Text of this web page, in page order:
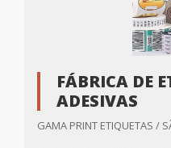
FÁBRICA DE
ADESIVAS
GAMA PRINT ETIQUETAS /